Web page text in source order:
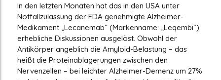
In den letzten Monaten hat das in den USA unter
Notfallzulassung der FDA genehmigte Alzheimer-
Medikament „Lecanemab“ (Markenname: „Leqembi“)
erhebliche Diskussionen ausgelöst. Obwohl der
Antikörper angeblich die Amyloid-Belastung – das
heißt die Proteinablagerungen zwischen den
Nervenzellen – bei leichter Alzheimer-Demenz um 27%